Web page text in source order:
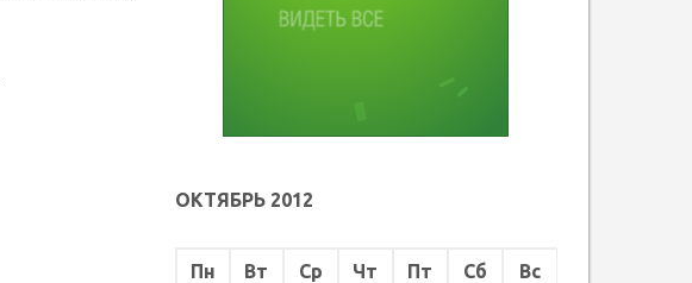
ОКТЯБРЬ 2012
Пн Вт Ср Чт Пт Сб Вс